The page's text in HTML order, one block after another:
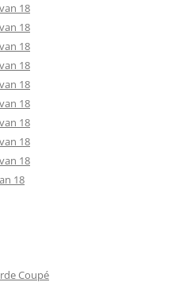
18
18
18
18
18
18
18
18
18
18
Coupé